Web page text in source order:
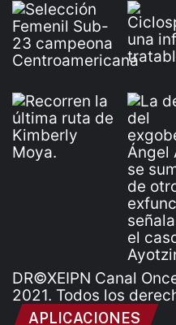
DR©XEIPN Canal
2021. Todos los
APLICACIONES